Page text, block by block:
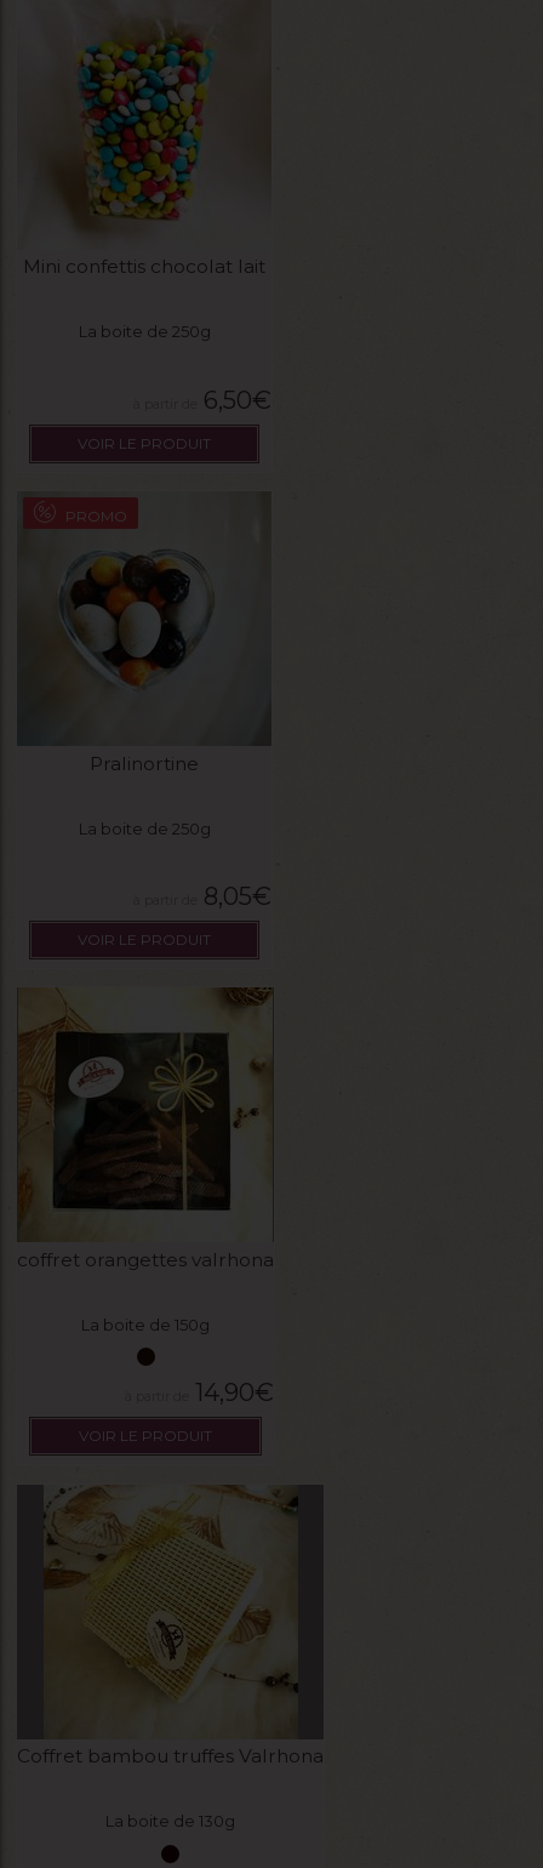
Mini confettis chocolat lait
La boite de 250g
6,50€
VOIR LE PRODUIT
PROMO
Pralinortine
La boite de 250g
8,05€
VOIR LE PRODUIT
coffret orangettes valrhona
La boite de 150g
14,90€
VOIR LE PRODUIT
Coffret bambou truffes Valrhona
La boite de 130g